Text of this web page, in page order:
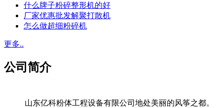
什么牌子粉碎整形机的好
厂家优惠批发解聚打散机
怎么做超细粉碎机
更多..
公司简介
山东亿科粉体工程设备有限公司地处美丽的风筝之都。